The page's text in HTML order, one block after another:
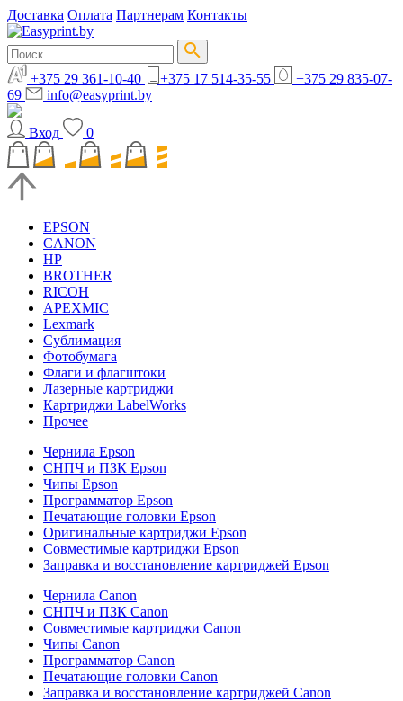
Доставка Оплата Партнерам Контакты
+375 29 361-10-40 +375 17 514-35-55
+375 29 835-07-
69
info@easyprint.by
Вход 0
EPSON
CANON
HP
BROTHER
RICOH
APEXMIC
Lexmark
Сублимация
Фотобумага
Флаги и флагштоки
Лазерные картриджи
Картриджи LabelWorks
Прочее
Чернила Epson
СНПЧ и ПЗК Epson
Чипы Epson
Программатор Epson
Печатающие головки Epson
Оригинальные картриджи Epson
Совместимые картриджи Epson
Заправка и восстановление картриджей Epson
Чернила Canon
СНПЧ и ПЗК Canon
Совместимые картриджи Canon
Чипы Canon
Программатор Canon
Печатающие головки Canon
Заправка и восстановление картриджей Canon